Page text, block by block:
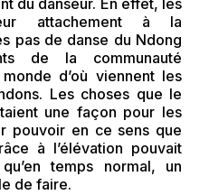
du danseur. En effet, les
attachement à la
pas de danse du Ndong
de la communauté
d’où viennent les
Les choses que le
une façon pour les
pouvoir en ce sens que
à l’élévation pouvait
temps normal, un
de faire.